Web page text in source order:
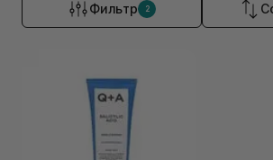
Фильтр 2